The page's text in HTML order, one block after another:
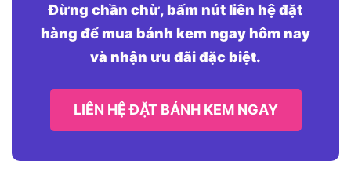
Đừng chần chừ, bấm nút liên hệ đặt
hàng để mua bánh kem ngay hôm nay
và nhận ưu đãi đặc biệt.
LIÊN HỆ ĐẶT BÁNH KEM NGAY